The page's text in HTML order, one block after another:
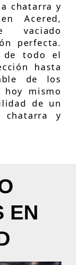
chatarra y
Acered,
vaciado
perfecta.
de todo el
hasta
de los
hoy mismo
de un
chatarra y
EN